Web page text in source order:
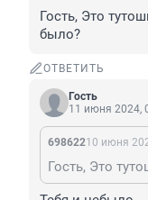
Гость, Это
было?
ОТВЕТИТЬ
Гость
11 июня 2024,
69862210 июня